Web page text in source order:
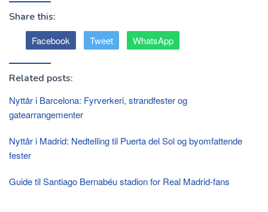
Share this:
Facebook Tweet WhatsApp
Related posts:
Nyttår i Barcelona: Fyrverkeri, strandfester og
gatearrangementer
Nyttår i Madrid: Nedtelling til Puerta del Sol og byomfattende
fester
Guide til Santiago Bernabéu stadion for Real Madrid-fans